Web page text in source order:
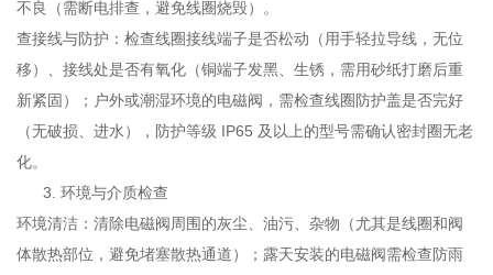
不良（需断电排查，避免线圈烧毁）。
查接线与防护：检查线圈接线端子是否松动（用手轻拉导线，无位
移）、接线处是否有氧化（铜端子发黑、生锈，需用砂纸打磨后重
新紧固）；户外或潮湿环境的电磁阀，需检查线圈防护盖是否完好
（无破损、进水），防护等级 IP65 及以上的型号需确认密封圈无老
化。
环境与介质检查
环境清洁：清除电磁阀周围的灰尘、油污、杂物（尤其是线圈和阀
体散热部位，避免堵塞散热通道）；露天安装的电磁阀需检查防雨